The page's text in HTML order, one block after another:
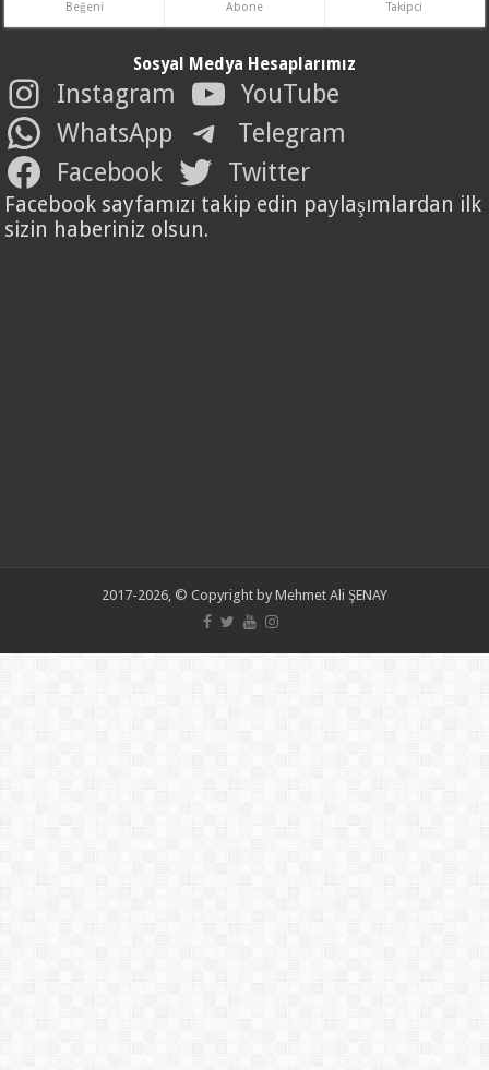
Beğeni Abone Takipci
Sosyal Medya Hesaplarımız
Instagram
YouTube
WhatsApp
Telegram
Facebook
Twitter
Facebook sayfamızı takip edin paylaşımlardan ilk
sizin haberiniz olsun.
2017-2026, © Copyright by Mehmet Ali ŞENAY